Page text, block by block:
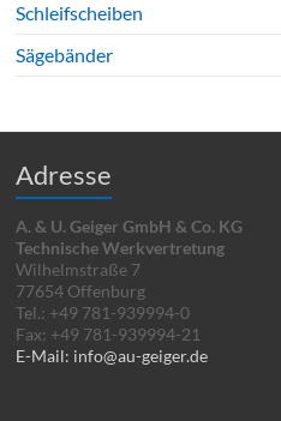
Schleifscheiben
Sägebänder
Adresse
A. & U. Geiger GmbH & Co. KG
Technische Werkvertretung
Wilhelmstraße 7
77654 Offenburg
Tel.: +49 781-939994-0
Fax: +49 781-939994-21
E-Mail: info@au-geiger.de